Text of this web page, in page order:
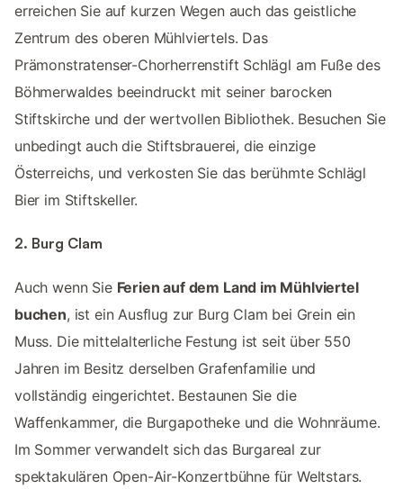
erreichen Sie auf kurzen Wegen auch das geistliche
Zentrum des oberen Mühlviertels. Das
Prämonstratenser-Chorherrenstift Schlägl am Fuße des
Böhmerwaldes beeindruckt mit seiner barocken
Stiftskirche und der wertvollen Bibliothek. Besuchen Sie
unbedingt auch die Stiftsbrauerei, die einzige
Österreichs, und verkosten Sie das berühmte Schlägl
Bier im Stiftskeller.
2. Burg Clam
Auch wenn Sie Ferien auf dem Land im Mühlviertel
buchen, ist ein Ausflug zur Burg Clam bei Grein ein
Muss. Die mittelalterliche Festung ist seit über 550
Jahren im Besitz derselben Grafenfamilie und
vollständig eingerichtet. Bestaunen Sie die
Waffenkammer, die Burgapotheke und die Wohnräume.
Im Sommer verwandelt sich das Burgareal zur
spektakulären Open-Air-Konzertbühne für Weltstars.